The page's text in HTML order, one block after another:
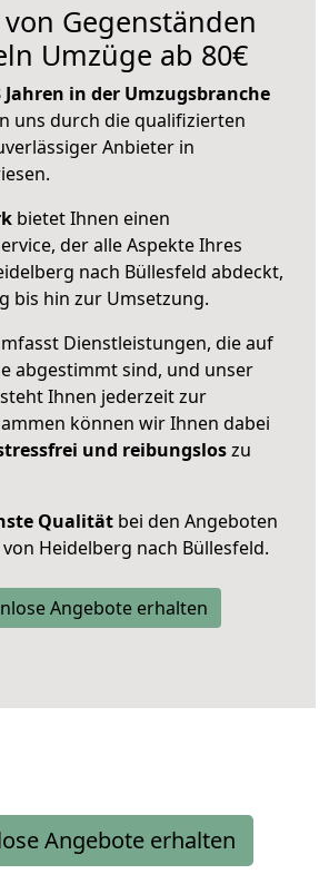
Gegenständen
Umzüge ab 80€
Jahren in der Umzugsbranche
uns durch die qualifizierten
Anbieter in
bietet Ihnen einen
der alle Aspekte Ihres
nach Büllesfeld abdeckt,
bis hin zur Umsetzung.
Dienstleistungen, die auf
abgestimmt sind, und unser
Ihnen jederzeit zur
können wir Ihnen dabei
und reibungsloszu
Qualität bei den Angeboten
Heidelberg nach Büllesfeld.
Angebote erhalten
Angebote erhalten